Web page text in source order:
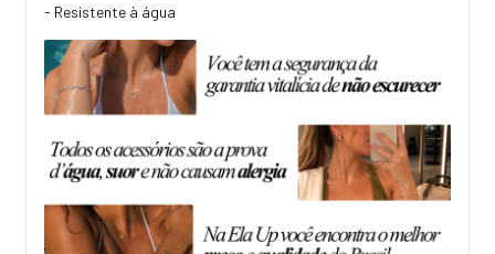
- Resistente à água